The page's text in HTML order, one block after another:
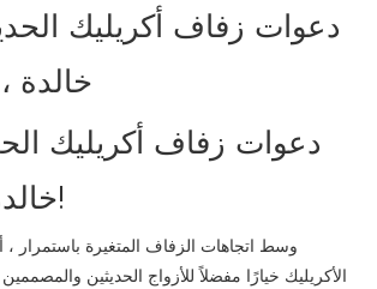
دعوات زفاف أكريليك
خالدة ، لا تنسى!
وسط اتجاهات الزفاف المتغيرة
الأكريليك خيارًا مفضلاً للأزواج الحديثين